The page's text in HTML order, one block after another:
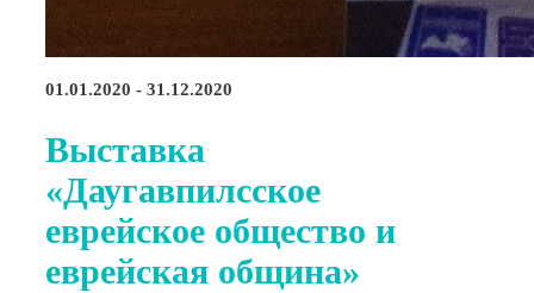
01.01.2020 - 31.12.2020
Выставка
«Даугавпилсское
еврейское общество и
еврейская община»